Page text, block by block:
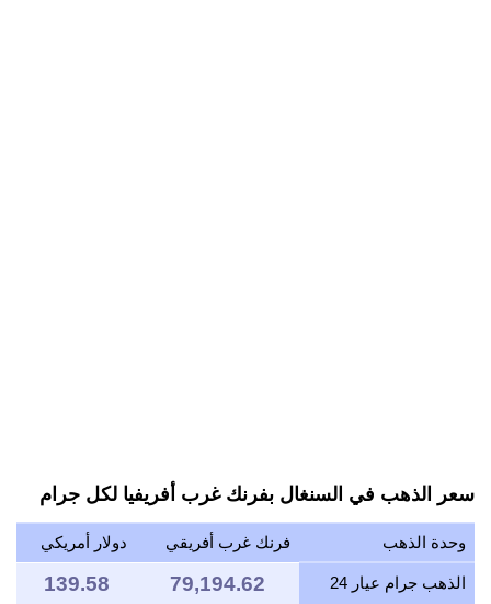
سعر الذهب في السنغال بفرنك غرب أفريفيا لكل جرام
وحدة الذهب فرنك غرب أفريقي دولار أمريكي
الذهب جرام عيار 24 79,194.62
139.58